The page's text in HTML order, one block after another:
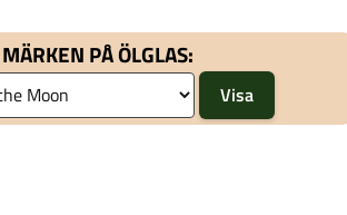
MÄRKEN PÅ ÖLGLAS: